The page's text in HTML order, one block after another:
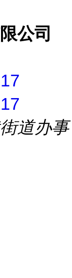
公司
道办事